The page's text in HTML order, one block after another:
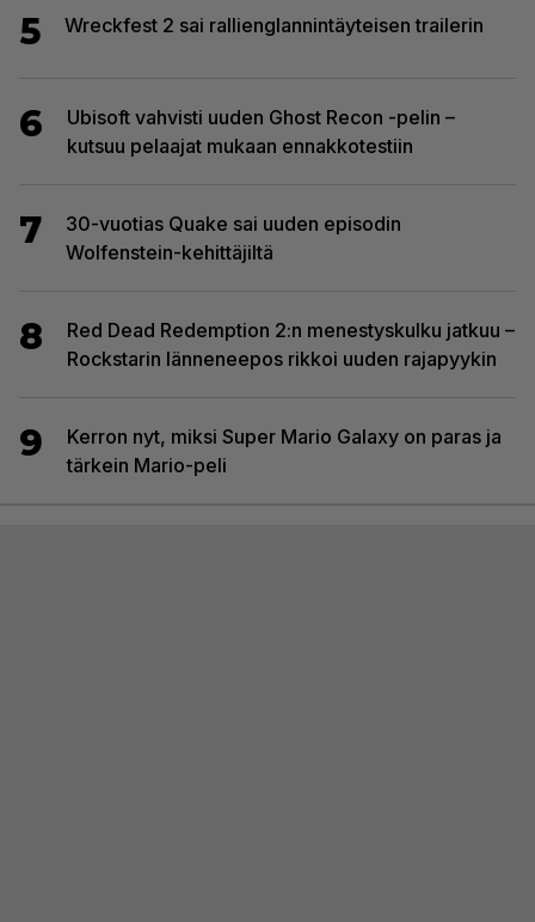
5 Wreckfest 2 sai rallienglannintäyteisen trailerin
6
Ubisoft vahvisti uuden Ghost Recon -pelin –
kutsuu pelaajat mukaan ennakkotestiin
7
30-vuotias Quake sai uuden episodin
Wolfenstein-kehittäjiltä
8
Red Dead Redemption 2:n menestyskulku jatkuu –
Rockstarin länneneepos rikkoi uuden rajapyykin
9
Kerron nyt, miksi Super Mario Galaxy on paras ja
tärkein Mario-peli